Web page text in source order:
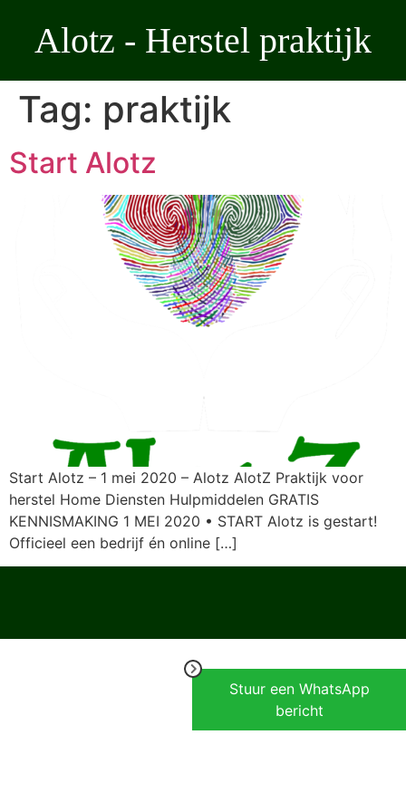
Alotz - Herstel praktijk
Tag: praktijk
Start Alotz
Start Alotz – 1 mei 2020 – Alotz AlotZ Praktijk voor
herstel Home Diensten Hulpmiddelen GRATIS
KENNISMAKING 1 MEI 2020 • START Alotz is gestart!
Officieel een bedrijf én online […]
Stuur een WhatsApp
bericht